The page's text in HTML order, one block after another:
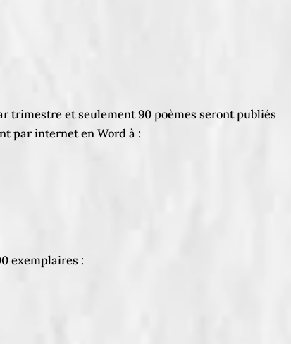
trimestre et seulement 90 poèmes seront publiés
par internet en Word à :
exemplaires :